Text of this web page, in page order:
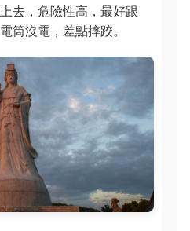
去，危險性高，最好跟
筒沒電，差點摔跤。